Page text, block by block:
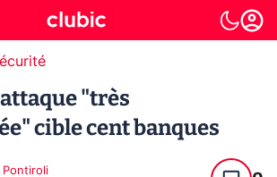
"très
cible cent banques
Pontiroli